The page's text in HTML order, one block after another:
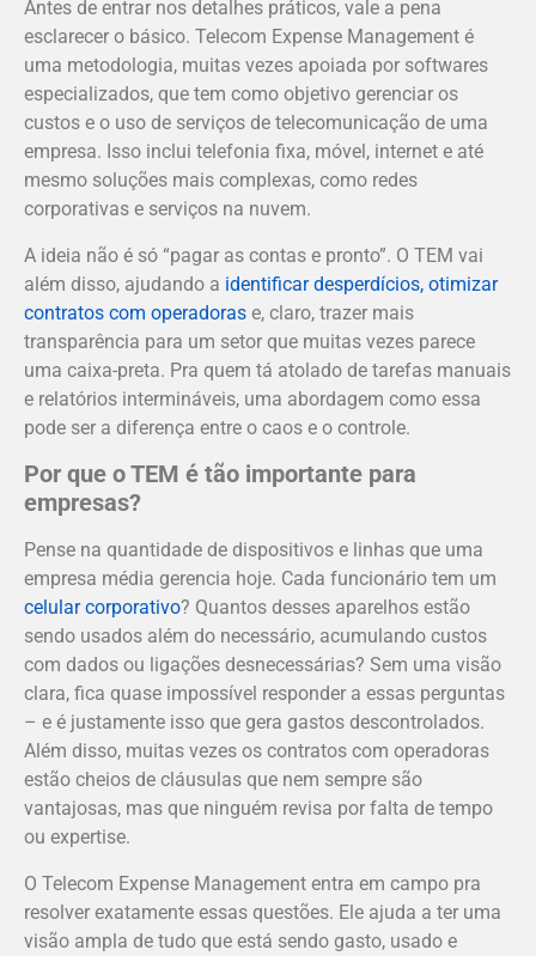
Antes de entrar nos detalhes práticos, vale a pena
esclarecer o básico. Telecom Expense Management é
uma metodologia, muitas vezes apoiada por softwares
especializados, que tem como objetivo gerenciar os
custos e o uso de serviços de telecomunicação de uma
empresa. Isso inclui telefonia fixa, móvel, internet e até
mesmo soluções mais complexas, como redes
corporativas e serviços na nuvem.
A ideia não é só “pagar as contas e pronto”. O TEM vai
além disso, ajudando a identificar desperdícios, otimizar
contratos com operadoras e, claro, trazer mais
transparência para um setor que muitas vezes parece
uma caixa-preta. Pra quem tá atolado de tarefas manuais
e relatórios intermináveis, uma abordagem como essa
pode ser a diferença entre o caos e o controle.
Por que o TEM é tão importante para
empresas?
Pense na quantidade de dispositivos e linhas que uma
empresa média gerencia hoje. Cada funcionário tem um
celular corporativo? Quantos desses aparelhos estão
sendo usados além do necessário, acumulando custos
com dados ou ligações desnecessárias? Sem uma visão
clara, fica quase impossível responder a essas perguntas
– e é justamente isso que gera gastos descontrolados.
Além disso, muitas vezes os contratos com operadoras
estão cheios de cláusulas que nem sempre são
vantajosas, mas que ninguém revisa por falta de tempo
ou expertise.
O Telecom Expense Management entra em campo pra
resolver exatamente essas questões. Ele ajuda a ter uma
visão ampla de tudo que está sendo gasto, usado e